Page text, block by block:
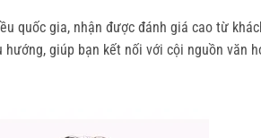
quốc gia, nhận được đánh giá cao từ
giúp bạn kết nối với cội nguồn văn